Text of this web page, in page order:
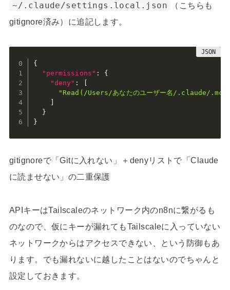
~/.claude/settings.local.json
（こちらも
gitignore済み）に追記します。
{
"permissions" :
{
"deny" :
"Read(/Users/あなたのユーザー名/.claude/
}
}
gitignoreで「Gitに入れない」＋denyリストで「Claude
に読ませない」の二重保護
APIキーはTailscaleのネットワーク内のn8nに繋がるも
のなので、仮にキーが漏れてもTailscaleに入っていない
ネットワークからはアクセスできない、という防御もあ
ります。でも漏れないに越したことはないのでちゃんと
設定しておきます。